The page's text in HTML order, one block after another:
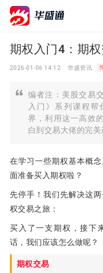
期权入门4：期
2026-01-06 14:12 华盛资讯
编者注：美股交易
入门》系列课程帮
界，利用这一高效
白到交易大佬的完美
在学习一些期权基本概
面准备买入期权啦？
先停手！我们先解决这
权交易之旅：
买入了一支期权，接下
话，我们应该怎么做呢？
期权交易